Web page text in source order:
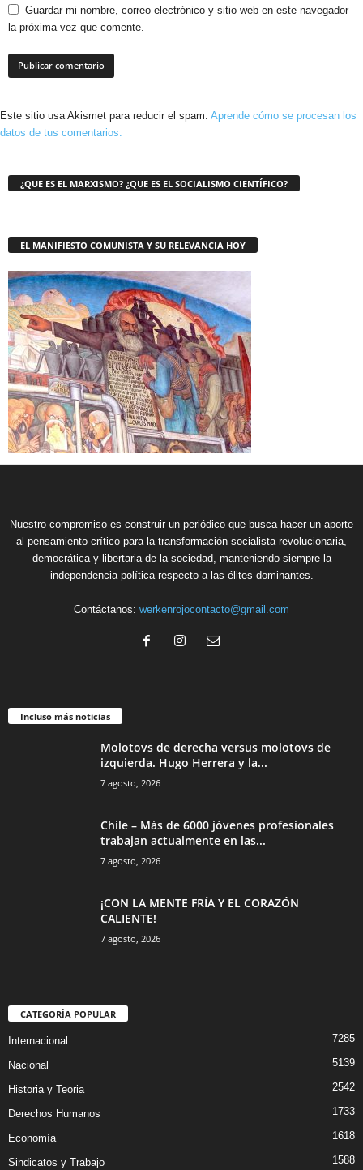
Guardar mi nombre, correo electrónico y sitio web en este navegador
la próxima vez que comente.
Este sitio usa Akismet para reducir el spam. Aprende cómo se procesan los
datos de tus comentarios.
¿QUE ES EL MARXISMO? ¿QUE ES EL SOCIALISMO CIENTÍFICO?
EL MANIFIESTO COMUNISTA Y SU RELEVANCIA HOY
Nuestro compromiso es construir un periódico que busca hacer un aporte
al pensamiento crítico para la transformación socialista revolucionaria,
democrática y libertaria de la sociedad, manteniendo siempre la
independencia política respecto a las élites dominantes.
Contáctanos: werkenrojocontacto@gmail.com
Incluso más noticias
Molotovs de derecha versus molotovs de
izquierda. Hugo Herrera y la...
7 agosto, 2026
Chile – Más de 6000 jóvenes profesionales
trabajan actualmente en las...
7 agosto, 2026
¡CON LA MENTE FRÍA Y EL CORAZÓN
CALIENTE!
7 agosto, 2026
CATEGORÍA POPULAR
Internacional 7285
Nacional 5139
Historia y Teoria 2542
Derechos Humanos 1733
Economía 1618
Sindicatos y Trabajo 1588